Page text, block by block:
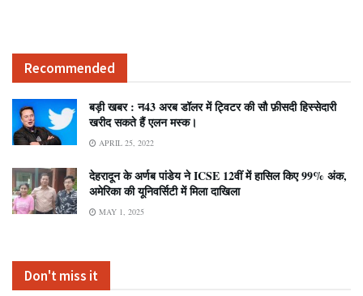
Recommended
बड़ी खबर : न43 अरब डॉलर में ट्विटर की सौ फ़ीसदी हिस्सेदारी
खरीद सकते हैं एलन मस्क।
APRIL 25, 2022
देहरादून के अर्णब पांडेय ने ICSE 12वीं में हासिल किए 99% अंक,
अमेरिका की यूनिवर्सिटी में मिला दाखिला
MAY 1, 2025
Don't miss it